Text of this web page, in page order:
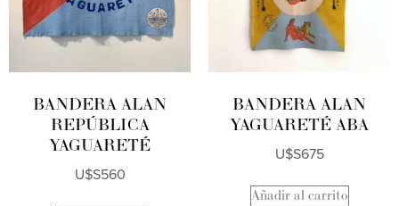
BANDERA ALAN
REPÚBLICA
YAGUARETÉ
U$S560
BANDERA ALAN
YAGUARETÉ ABA
U$S675
Añadir al carrito